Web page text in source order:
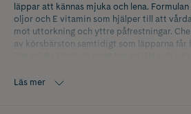
läppar att kännas mjuka och lena.
oljor och E vitamin som hjälper till att
mot uttorkning och yttre påfrestningar.
av körsbärston samtidigt som läpparna får
Läs mer